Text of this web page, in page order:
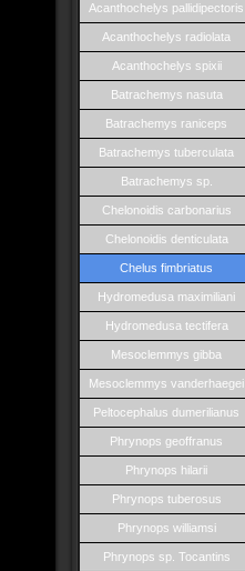
Acanthochelys pallidipectoris
Acanthochelys radiolata
Acanthochelys spixii
Batrachemys nasuta
Batrachemys raniceps
Batrachemys tuberculata
Batrachemys sp.
Chelonoidis carbonarius
Chelonoidis denticulata
Chelus fimbriatus
Hydromedusa maximiliani
Hydromedusa tectifera
Mesoclemmys gibba
Mesoclemmys vanderhaegei
Peltocephalus dumerilianus
Phrynops geoffranus
Phrynops hilarii
Phrynops tuberosus
Phrynops williamsi
Phrynops sp. Tocantins